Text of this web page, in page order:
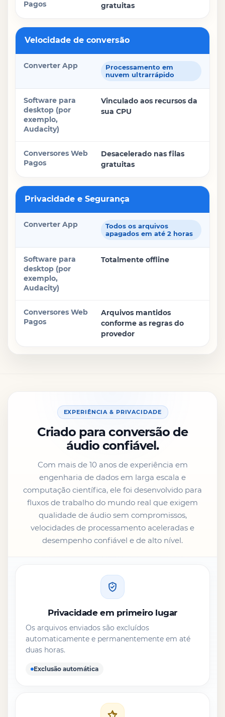
gratuitas
Velocidade de conversão
Processamento em
nuvem ultrarrápido
Vinculado aos recursos da
sua CPU
Desacelerado nas filas
gratuitas
Privacidade e Segurança
Todos os arquivos
apagados em até 2 horas
Totalmente offline
Arquivos mantidos
conforme as regras do
provedor
EXPERIÊNCIA & PRIVACIDADE
Criado para conversão de
áudio confiável.
Com mais de 10 anos de experiência em
engenharia de dados em larga escala e
computação científica, ele foi desenvolvido para
fluxos de trabalho do mundo real que exigem
qualidade de áudio sem compromissos,
velocidades de processamento aceleradas e
desempenho confiável e de alto nível.
Privacidade em primeiro lugar
Os arquivos enviados são excluídos
automaticamente e permanentemente em até
duas horas.
Exclusão automática